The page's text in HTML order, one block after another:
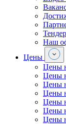
Наш
Цены
Цены
Цены
Цены
Цены
Цены
Цены
Цены